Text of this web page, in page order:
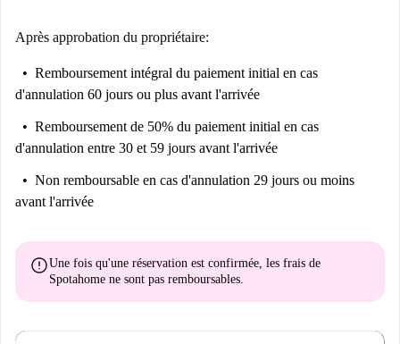
Après approbation du propriétaire:
Remboursement intégral du paiement initial en cas
d'annulation 60 jours ou plus avant l'arrivée
Remboursement de 50% du paiement initial en cas
d'annulation entre 30 et 59 jours avant l'arrivée
Non remboursable en cas d'annulation 29 jours ou moins
avant l'arrivée
errorUne fois qu'une réservation est confirmée, les frais de
Spotahome ne sont pas remboursables.